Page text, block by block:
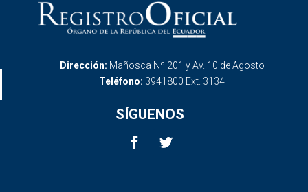
Dirección: Mañosca Nº 201 y Av. 10 de Agosto
Teléfono: 3941800 Ext. 3134
SÍGUENOS